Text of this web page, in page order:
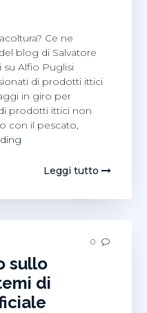
Ce ne
blog di Salvatore
su Alfio Puglisi
di prodotti ittici
in giro per
prodotti ittici non
con il pescato,
col
Puglisi
Cosentino
Leggi tutto
0
sullo
di